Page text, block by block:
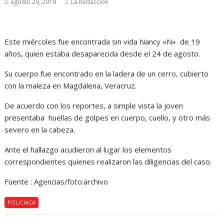
agosto 29, 2019 La Redacción
Este miércoles fue encontrada sin vida Nancy «N» de 19
años, quien estaba desaparecida desde el 24 de agosto.
Su cuerpo fue encontrado en la ladera de un cerro, cubierto
con la maleza en Magdalena, Veracruz.
De acuerdo con los reportes, a simple vista la joven
presentaba huellas de golpes en cuerpo, cuello, y otro más
severo en la cabeza.
Ante el hallazgo acudieron al lugar los elementos
correspondientes quienes realizaron las diligencias del caso.
Fuente : Agencias/foto:archivo
POLICIACA